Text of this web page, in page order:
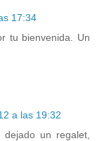
17:34
tu bienvenida. Un
a las 19:32
un regalet,